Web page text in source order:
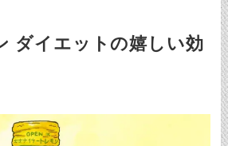
ダイエットの嬉しい効